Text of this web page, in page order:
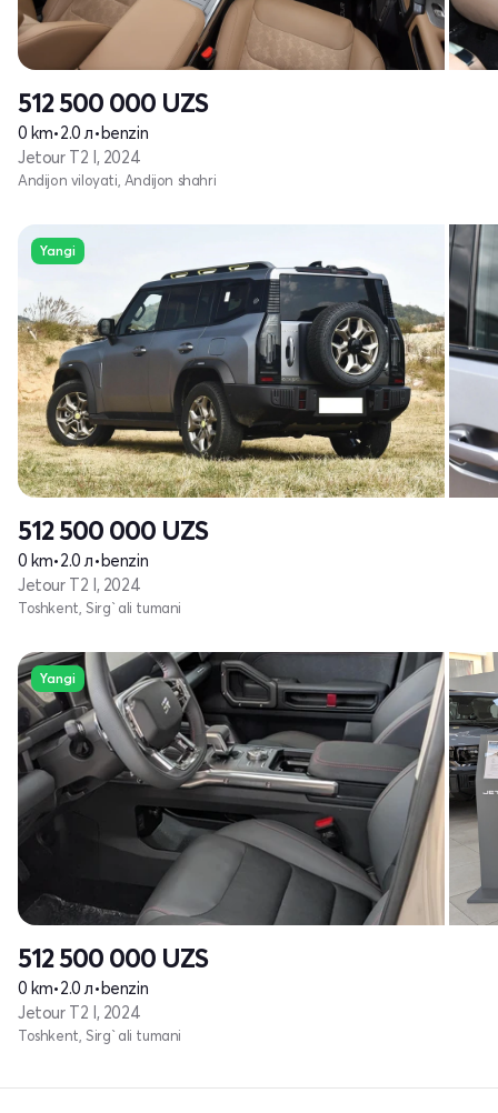
512 500 000 UZS
0 km•2.0 л•benzin
Jetour T2 I, 2024
Andijon viloyati, Andijon shahri
Yangi
512 500 000 UZS
0 km•2.0 л•benzin
Jetour T2 I, 2024
Toshkent, Sirg`ali tumani
Yangi
512 500 000 UZS
0 km•2.0 л•benzin
Jetour T2 I, 2024
Toshkent, Sirg`ali tumani